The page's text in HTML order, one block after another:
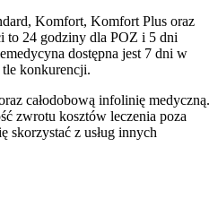
Komfort, Komfort Plus oraz
to 24 godziny dla POZ i 5 dni
dostępna jest 7 dni w
konkurencji.
całodobową infolinię medyczną.
zwrotu kosztów leczenia poza
skorzystać z usług innych